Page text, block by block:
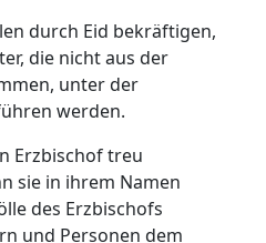
durch Eid bekräftigen,
die nicht aus der
unter der
werden.
Erzbischof treu
sie in ihrem Namen
des Erzbischofs
und Personen dem